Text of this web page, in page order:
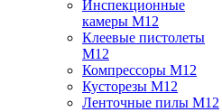
Инспекционные
камеры M12
Клеевые пистолеты
M12
Компрессоры M12
Кусторезы M12
Ленточные пилы M12